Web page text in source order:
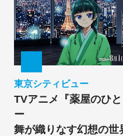
東京シティビュー
TVアニメ『薬屋のひ
ー
舞が織りなす幻想の